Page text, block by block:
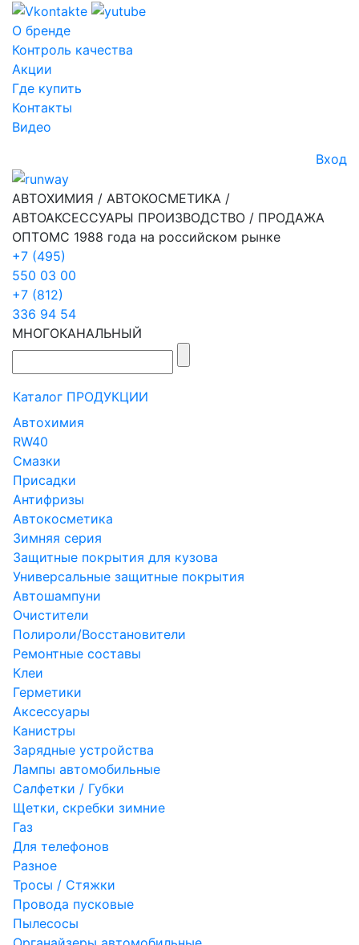
О бренде
Контроль качества
Акции
Где купить
Контакты
Видео
Вход
АВТОХИМИЯ / АВТОКОСМЕТИКА /
АВТОАКСЕССУАРЫ ПРОИЗВОДСТВО / ПРОДАЖА
ОПТОМС 1988 года на российском рынке
+7 (495)
550 03 00
+7 (812)
336 94 54
МНОГОКАНАЛЬНЫЙ
Каталог ПРОДУКЦИИ
Автохимия
RW40
Смазки
Присадки
Антифризы
Автокосметика
Зимняя серия
Защитные покрытия для кузова
Универсальные защитные покрытия
Автошампуни
Очистители
Полироли/Восстановители
Ремонтные составы
Клеи
Герметики
Аксессуары
Канистры
Зарядные устройства
Лампы автомобильные
Салфетки / Губки
Щетки, скребки зимние
Газ
Для телефонов
Разное
Тросы / Стяжки
Провода пусковые
Пылесосы